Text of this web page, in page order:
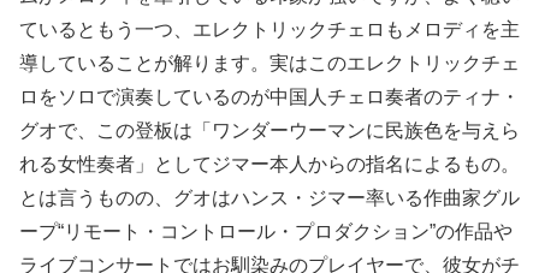
ているともう一つ、エレクトリックチェロもメロディを主
導していることが解ります。実はこのエレクトリックチェ
ロをソロで演奏しているのが中国人チェロ奏者のティナ・
グオで、この登板は「ワンダーウーマンに民族色を与えら
れる女性奏者」としてジマー本人からの指名によるもの。
とは言うものの、グオはハンス・ジマー率いる作曲家グル
ープ“リモート・コントロール・プロダクション”の作品や
ライブコンサートではお馴染みのプレイヤーで、彼女がチ